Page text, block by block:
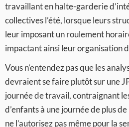
travaillant en halte-garderie
collectives l’été, lorsque leurs
leur imposant un roulement
impactant ainsi leur organisation
Vous n’entendez pas que les
devraient se faire plutôt sur une
journée de travail, contraignant
d’enfants à une journée de plus
ne l’autorisez pas même pour la